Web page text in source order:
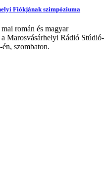
Fiókjának szimpóziuma
román és magyar
Marosvásárhelyi Rádió Stúdió-
szombaton.